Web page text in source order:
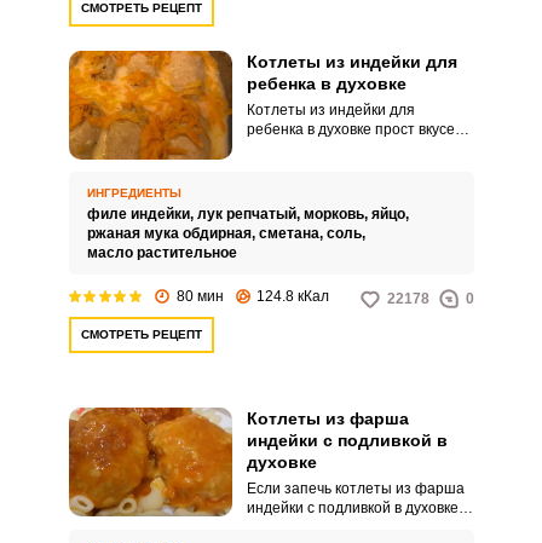
СМОТРЕТЬ РЕЦЕПТ
Котлеты из индейки для
ребенка в духовке
Котлеты из индейки для
ребенка в духовке прост вкусен
диетическое, можно давать
детям с раннего возраста.
Важно его правильно
ИНГРЕДИЕНТЫ
филе индейки, лук репчатый, морковь, яйцо,
ржаная мука обдирная, сметана, соль,
масло растительное
80 мин 124.8 кКал 22178 0
СМОТРЕТЬ РЕЦЕПТ
Котлеты из фарша
индейки с подливкой в
духовке
Если запечь котлеты из фарша
индейки с подливкой в духовке,